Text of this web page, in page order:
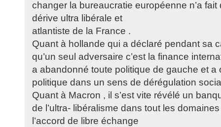
changer la bureaucratie européenne n’a
dérive ultra libérale et
atlantiste de la France .
Quant à hollande qui a déclaré pendant sa
qu’un seul adversaire c’est la finance
a abandonné toute politique de gauche et a
politique dans un sens de dérégulation
Quant à Macron , il s’est vite révélé un
de l’ultra- libéralisme dans tout les
l’accord de libre échange